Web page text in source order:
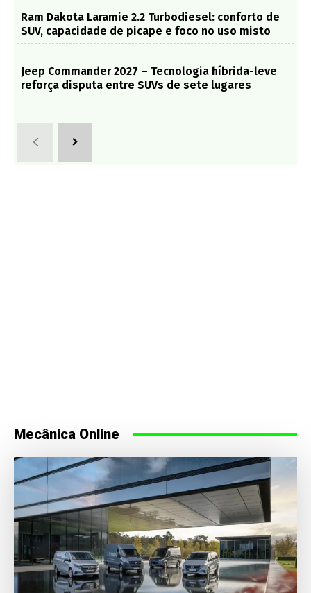
Ram Dakota Laramie 2.2 Turbodiesel: conforto de
SUV, capacidade de picape e foco no uso misto
Jeep Commander 2027 – Tecnologia híbrida-leve
reforça disputa entre SUVs de sete lugares
Mecânica Online